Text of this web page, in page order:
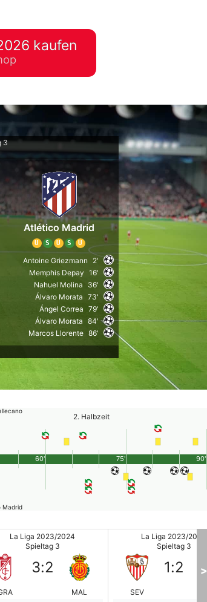
ausfüllen
kaufen
3
Atlético Madrid
U S U S U
Antoine Griezmann
2'
Memphis Depay
16'
Nahuel Molina
36'
Álvaro Morata
73'
Ángel Correa
79'
Álvaro Morata
84'
Marcos Llorente 86'
2. Halbzeit
Madrid
90'
60' 75'
La Liga 2023/2024
Spieltag 3
3:2
MAL
La Liga 2023/2024
Spieltag 3
SEV
1:2 >